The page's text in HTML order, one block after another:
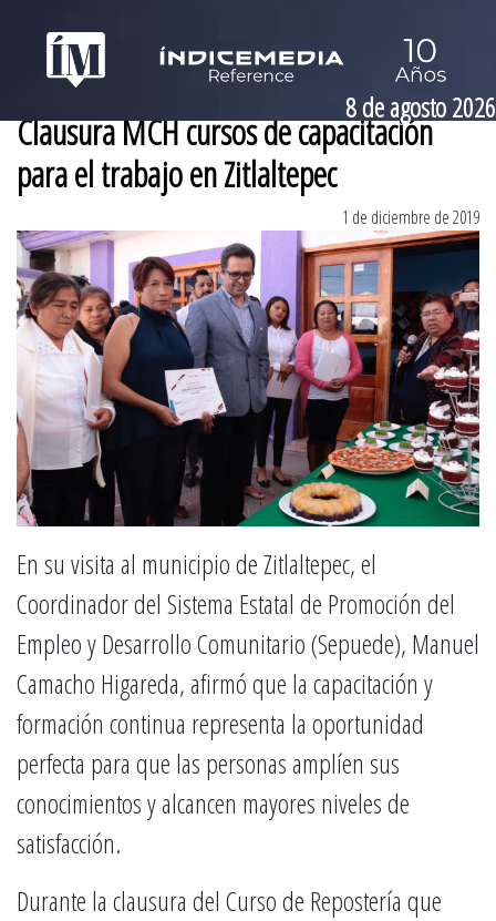
8 de agosto 2026
Clausura MCH cursos de capacitación
para el trabajo en Zitlaltepec
1 de diciembre de 2019
En su visita al municipio de Zitlaltepec, el
Coordinador del Sistema Estatal de Promoción del
Empleo y Desarrollo Comunitario (Sepuede), Manuel
Camacho Higareda, afirmó que la capacitación y
formación continua representa la oportunidad
perfecta para que las personas amplíen sus
conocimientos y alcancen mayores niveles de
satisfacción.
Durante la clausura del Curso de Repostería que